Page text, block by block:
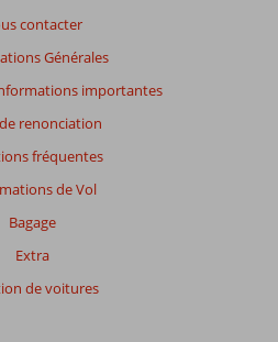
contacter
Générales
importantes
renonciation
fréquentes
de Vol
Bagage
Extra
de voitures